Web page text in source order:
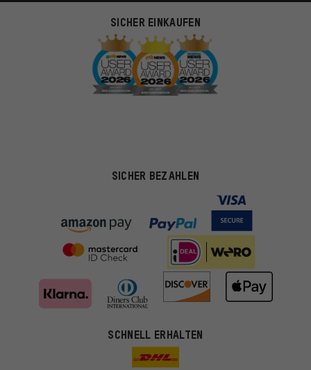
SICHER EINKAUFEN
SICHER BEZAHLEN
SCHNELL ERHALTEN